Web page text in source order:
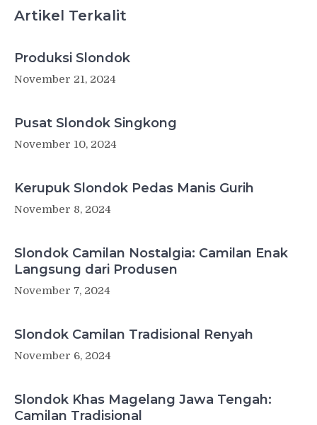
Artikel Terkalit
Produksi Slondok
November 21, 2024
Pusat Slondok Singkong
November 10, 2024
Kerupuk Slondok Pedas Manis Gurih
November 8, 2024
Slondok Camilan Nostalgia: Camilan Enak
Langsung dari Produsen
November 7, 2024
Slondok Camilan Tradisional Renyah
November 6, 2024
Slondok Khas Magelang Jawa Tengah:
Camilan Tradisional